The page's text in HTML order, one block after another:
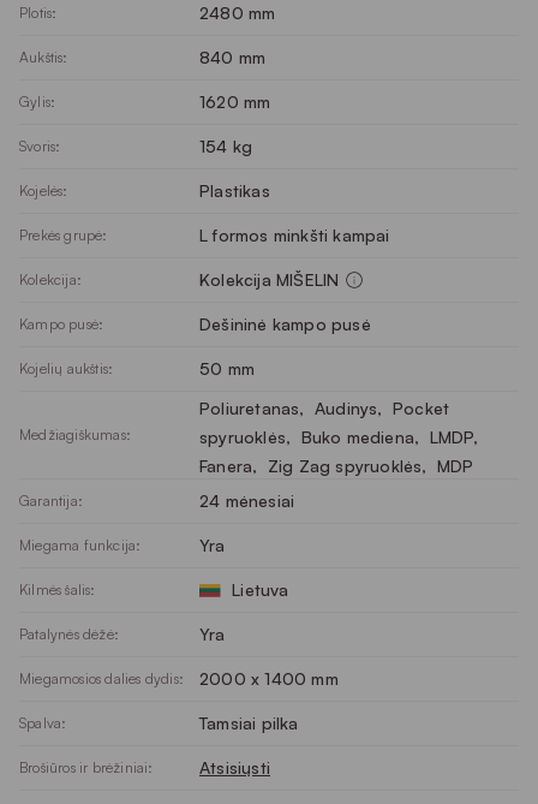
Plotis: 2480 mm
Aukštis: 840 mm
Gylis: 1620 mm
Svoris: 154 kg
Kojelės: Plastikas
Prekės grupė: L formos minkšti kampai
Kolekcija: Kolekcija MIŠELIN
Kampo pusė: Dešininė kampo pusė
Kojelių aukštis: 50 mm
Medžiagiškumas:
Poliuretanas, Audinys, Pocket
spyruoklės, Buko mediena, LMDP,
Fanera, Zig Zag spyruoklės, MDP
Garantija: 24 mėnesiai
Miegama funkcija: Yra
Kilmės šalis: Lietuva
Patalynės dėžė: Yra
Miegamosios dalies dydis: 2000 x 1400 mm
Spalva: Tamsiai pilka
Brošiūros ir brėžiniai: Atsisiųsti